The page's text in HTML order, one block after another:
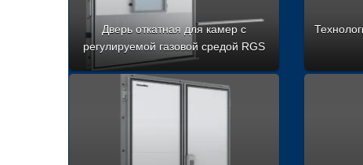
Дверь откатная для камер с
регулируемой газовой средой RGS